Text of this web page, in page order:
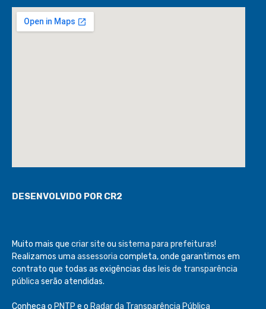
DESENVOLVIDO POR CR2
Muito mais que criar site ou sistema para prefeituras!
Realizamos uma assessoria completa, onde garantimos em
contrato que todas as exigências das leis de transparência
pública serão atendidas.
Conheça o PNTP e o Radar da Transparência Pública